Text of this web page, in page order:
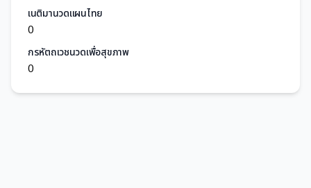
เนติมานวดแผนไทย
0
กรหัตถเวชนวดเพื่อสุขภาพ
0